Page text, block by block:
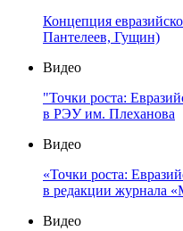
Концепция
Пантелеев, Гущин)
Видео
"Точки роста:
в РЭУ им. Плеханова
Видео
«Точки роста:
в редакции журнала
Видео